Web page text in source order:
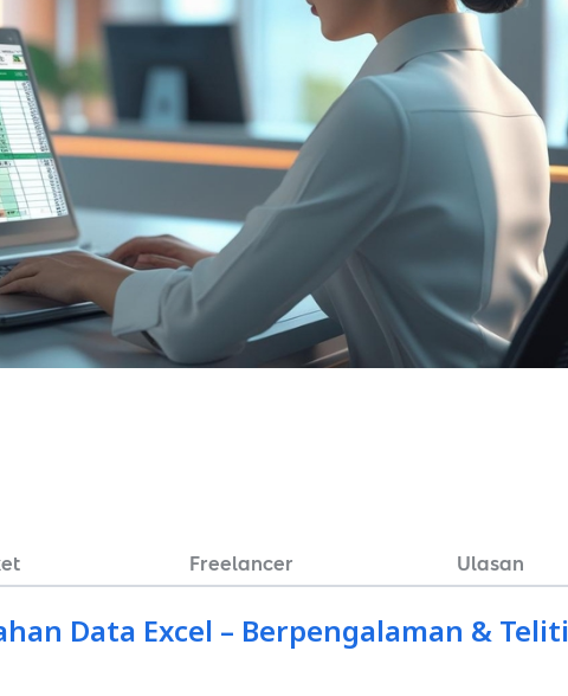
Freelancer Ulasan
Data Excel – Berpengalaman & Teliti